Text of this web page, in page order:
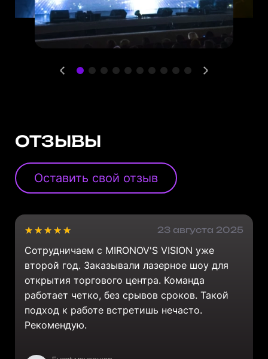
ОТЗЫВЫ
Оставить свой отзыв
23 августа 2025
Сотрудничаем с MIRONOV'S VISION уже
второй год. Заказывали лазерное шоу для
открытия торгового центра. Команда
работает четко, без срывов сроков. Такой
подход к работе встретишь нечасто.
Рекомендую.